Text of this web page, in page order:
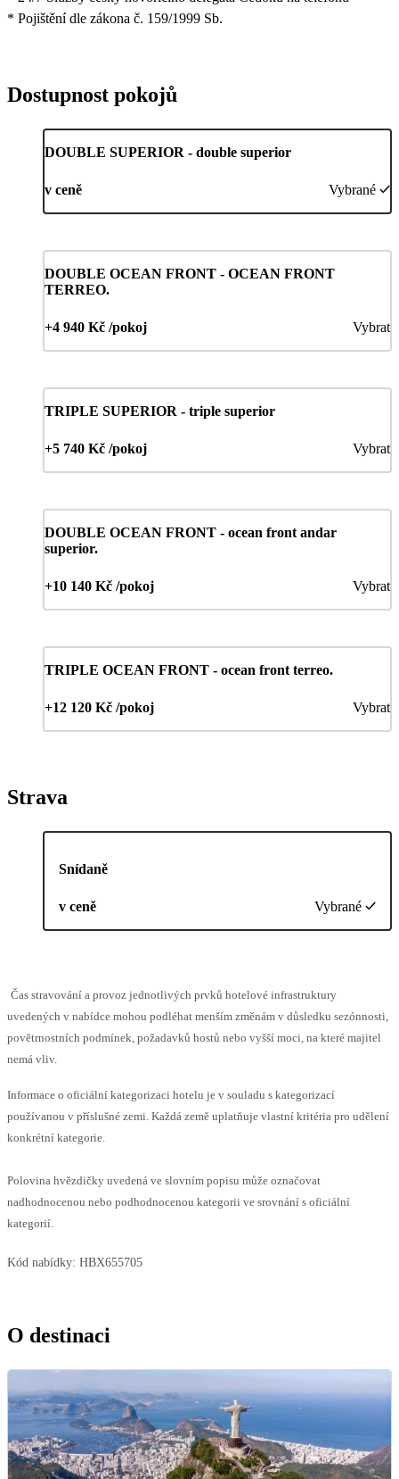
* Pojištění dle zákona č. 159/1999 Sb.
Dostupnost pokojů
DOUBLE SUPERIOR - double superior
v ceně Vybrané
DOUBLE OCEAN FRONT - OCEAN FRONT
TERREO.
+4 940 Kč /pokoj Vybrat
TRIPLE SUPERIOR - triple superior
+5 740 Kč /pokoj Vybrat
DOUBLE OCEAN FRONT - ocean front andar
superior.
+10 140 Kč /pokoj Vybrat
TRIPLE OCEAN FRONT - ocean front terreo.
+12 120 Kč /pokoj Vybrat
Strava
Snídaně
v ceně Vybrané
Čas stravování a provoz jednotlivých prvků hotelové infrastruktury
uvedených v nabídce mohou podléhat menším změnám v důsledku sezónnosti,
povětrnostních podmínek, požadavků hostů nebo vyšší moci, na které majitel
nemá vliv.
Informace o oficiální kategorizaci hotelu je v souladu s kategorizací
používanou v příslušné zemi. Každá země uplatňuje vlastní kritéria pro udělení
konkrétní kategorie.
Polovina hvězdičky uvedená ve slovním popisu může označovat
nadhodnocenou nebo podhodnocenou kategorii ve srovnání s oficiální
kategorií.
Kód nabídky: HBX655705
O destinaci